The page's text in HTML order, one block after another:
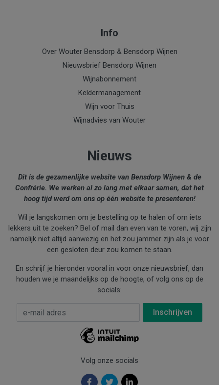
Info
Over Wouter Bensdorp & Bensdorp Wijnen
Nieuwsbrief Bensdorp Wijnen
Wijnabonnement
Keldermanagement
Wijn voor Thuis
Wijnadvies van Wouter
Nieuws
Dit is de gezamenlijke website van Bensdorp Wijnen & de
Confrérie. We werken al zo lang met elkaar samen, dat het
hoog tijd werd om ons op één website te presenteren!
Wil je langskomen om je bestelling op te halen of om iets
lekkers uit te zoeken? Bel of mail dan even van te voren, wij zijn
namelijk niet altijd aanwezig en het zou jammer zijn als je voor
een gesloten deur zou komen te staan.
En schrijf je hieronder vooral in voor onze nieuwsbrief, dan
houden we je maandelijks op de hoogte, of volg ons op de
socials:
E-mail Adres
Volg onze socials